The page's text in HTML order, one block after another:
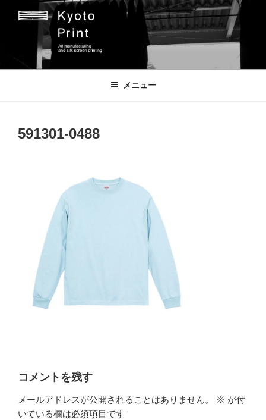
京都プリント
京都市のオリジナルプリント会社
メニュー
591301-0488
コメントを残す
メールアドレスが公開されることはありません。 ※ が付
いている欄は必須項目です